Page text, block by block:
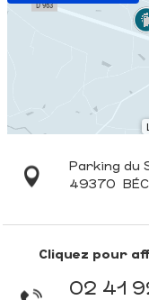
Parking du
49370
Cliquez pour
02 41